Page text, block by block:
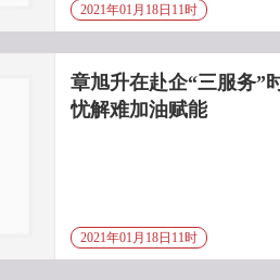
2021年01月18日11时
章旭升在赴企“三服务”
忧解难加油赋能
2021年01月18日11时